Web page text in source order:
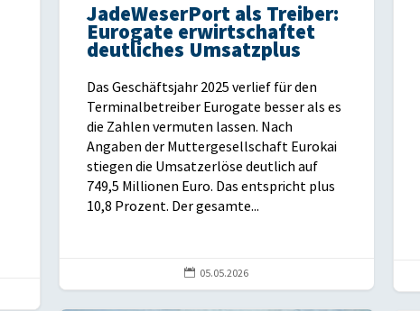
JadeWeserPort als Treiber:
Eurogate erwirtschaftet
deutliches Umsatzplus
Das Geschäftsjahr 2025 verlief für den
Terminalbetreiber Eurogate besser als es
die Zahlen vermuten lassen. Nach
Angaben der Muttergesellschaft Eurokai
stiegen die Umsatzerlöse deutlich auf
749,5 Millionen Euro. Das entspricht plus
10,8 Prozent. Der gesamte...
 05.05.2026